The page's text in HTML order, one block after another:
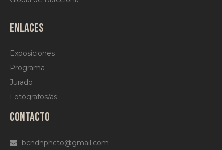
Programa
Jurado
Fotógrafos/as
CONTACTO